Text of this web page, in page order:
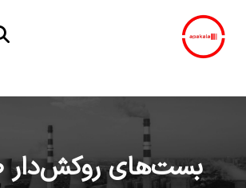
بست‌های روکش‌دار